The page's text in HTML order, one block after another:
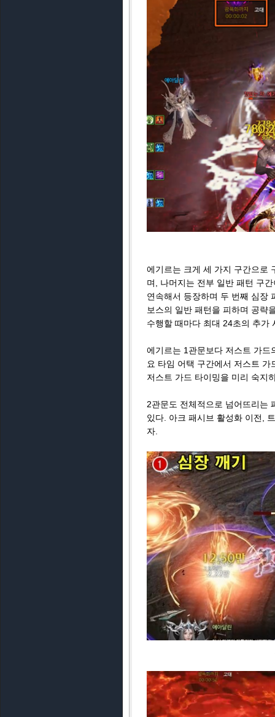
에기르는 크게 세 가지 구간으로
며, 나머지는 전부 일반 패턴 구
연속해서 등장하며 두 번째 심장
보스의 일반 패턴을 피하며 공략
수행할 때마다 최대 24초의 추가
에기르는 1관문보다 저스트 가
요 타임 어택 구간에서 저스트
저스트 가드 타이밍을 미리 숙지
2관문도 전체적으로 넘어뜨리는
있다. 아크 패시브 활성화 이전,
자.